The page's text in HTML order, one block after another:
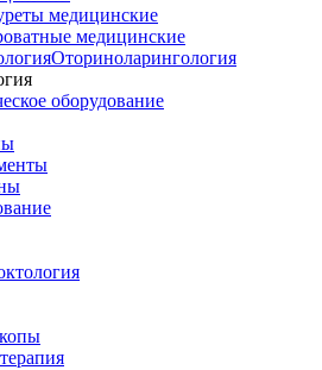
медицинские
медицинские
Оториноларингология
оборудование